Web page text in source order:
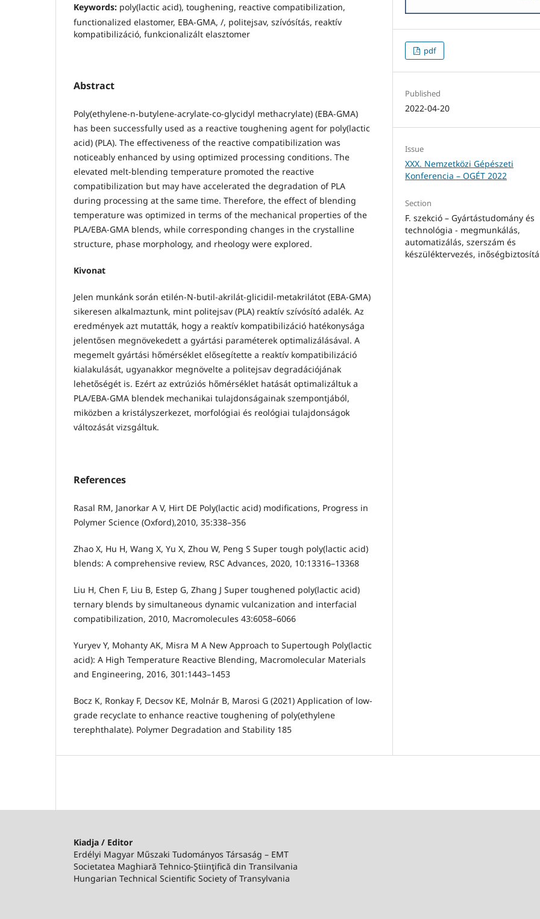
Keywords: poly(lactic acid), toughening, reactive compatibilization,
functionalized elastomer, EBA‑GMA, /, politejsav, szívósítás, reaktív
kompatibilizáció, funkcionalizált elasztomer
Abstract
Poly(ethylene-n-butylene-acrylate-co-glycidyl methacrylate) (EBA‑GMA)
has been successfully used as a reactive toughening agent for poly(lactic
acid) (PLA). The effectiveness of the reactive compatibilization was
noticeably enhanced by using optimized processing conditions. The
elevated melt-blending temperature promoted the reactive
compatibilization but may have accelerated the degradation of PLA
during processing at the same time. Therefore, the effect of blending
temperature was optimized in terms of the mechanical properties of the
PLA/EBA-GMA blends, while corresponding changes in the crystalline
structure, phase morphology, and rheology were explored.
Kivonat
Jelen munkánk során etilén-N-butil-akrilát-glicidil-metakrilátot (EBA‑GMA)
sikeresen alkalmaztunk, mint politejsav (PLA) reaktív szívósító adalék. Az
eredmények azt mutatták, hogy a reaktív kompatibilizáció hatékonysága
jelentősen megnövekedett a gyártási paraméterek optimalizálásával. A
megemelt gyártási hőmérséklet elősegítette a reaktív kompatibilizáció
kialakulását, ugyanakkor megnövelte a politejsav degradációjának
lehetőségét is. Ezért az extrúziós hőmérséklet hatását optimalizáltuk a
PLA/EBA-GMA blendek mechanikai tulajdonságainak szempontjából,
miközben a kristályszerkezet, morfológiai és reológiai tulajdonságok
változását vizsgáltuk.
References
Rasal RM, Janorkar A V, Hirt DE Poly(lactic acid) modifications, Progress in
Polymer Science (Oxford),2010, 35:338–356
Zhao X, Hu H, Wang X, Yu X, Zhou W, Peng S Super tough poly(lactic acid)
blends: A comprehensive review, RSC Advances, 2020, 10:13316–13368
Liu H, Chen F, Liu B, Estep G, Zhang J Super toughened poly(lactic acid)
ternary blends by simultaneous dynamic vulcanization and interfacial
compatibilization, 2010, Macromolecules 43:6058–6066
Yuryev Y, Mohanty AK, Misra M A New Approach to Supertough Poly(lactic
acid): A High Temperature Reactive Blending, Macromolecular Materials
and Engineering, 2016, 301:1443–1453
Bocz K, Ronkay F, Decsov KE, Molnár B, Marosi G (2021) Application of low-
grade recyclate to enhance reactive toughening of poly(ethylene
terephthalate). Polymer Degradation and Stability 185
pdf
Published
2022-04-20
Issue
XXX. Nemzetközi Gépészeti
Konferencia – OGÉT 2022
Section
F. szekció – Gyártástudomány és
technológia - megmunkálás,
automatizálás, szerszám és
készüléktervezés,
Kiadja / Editor
Erdélyi Magyar Műszaki Tudományos Társaság – EMT
Societatea Maghiară Tehnico-Ştiinţifică din Transilvania
Hungarian Technical Scientific Society of Transylvania